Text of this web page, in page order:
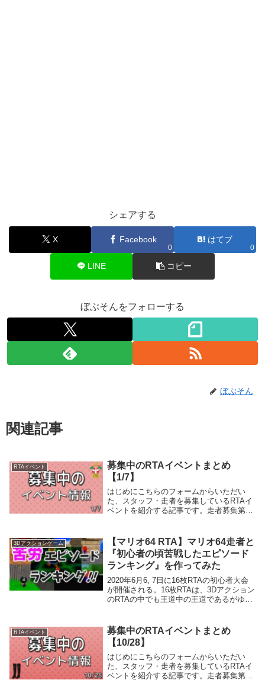
シェアする
X Facebook
0
はてブ
0
LINE コピー
ぼぶそんをフォローする
ぼぶそん
関連記事
RTAイベント
募集中のRTAイベントまとめ
【1/7】
はじめにこちらのフォームからいただい
た、スタッフ・走者を募集しているRTAイ
ベントを紹介する記事です。走者募集第4
ンRTAイベント 「第4回不思議のダンジョ
ンRT...
3Dアクションゲーム
【マリオ64 RTA】マリオ64走者と
『初心者の頃苦戦したエピソード
ランキング』を作ってみた
2020年6月6, 7日に16枚RTAの初心者大会
が開催される。16枚RTAは、3Dアクション
のRTAの中でも王道中の王道であるがゆえ
声をかけ、初心者ならではのテーマでラン
キングを作ってみることにした。
RTAイベント
募集中のRTAイベントまとめ
【10/28】
はじめにこちらのフォームからいただい
た、スタッフ・走者を募集しているRTAイ
ベントを紹介する記事です。走者募集第18